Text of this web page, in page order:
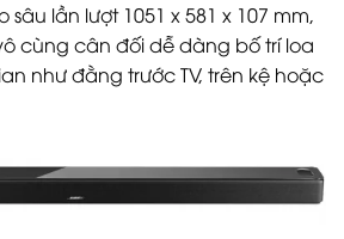
lần lượt 1051 x 581 x 107 mm,
cùng cân đối dễ dàng bố trí loa
như đằng trước TV, trên kệ hoặc